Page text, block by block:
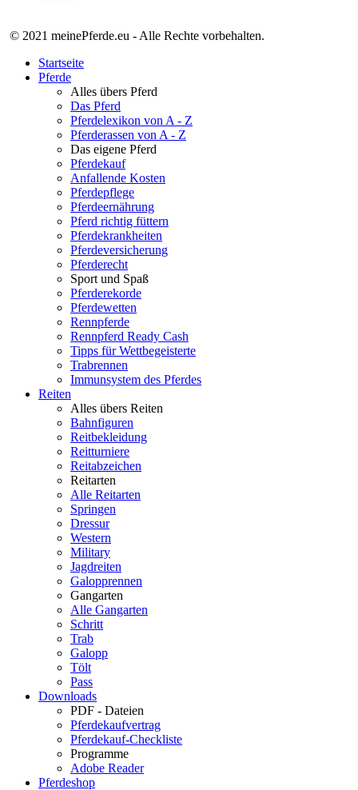
© 2021 meinePferde.eu - Alle Rechte vorbehalten.
Startseite
Pferde
Alles übers Pferd
Das Pferd
Pferdelexikon von A - Z
Pferderassen von A - Z
Das eigene Pferd
Pferdekauf
Anfallende Kosten
Pferdepflege
Pferdeernährung
Pferd richtig füttern
Pferdekrankheiten
Pferdeversicherung
Pferderecht
Sport und Spaß
Pferderekorde
Pferdewetten
Rennpferde
Rennpferd Ready Cash
Tipps für Wettbegeisterte
Trabrennen
Immunsystem des Pferdes
Reiten
Alles übers Reiten
Bahnfiguren
Reitbekleidung
Reitturniere
Reitabzeichen
Reitarten
Alle Reitarten
Springen
Dressur
Western
Military
Jagdreiten
Galopprennen
Gangarten
Alle Gangarten
Schritt
Trab
Galopp
Tölt
Pass
Downloads
PDF - Dateien
Pferdekaufvertrag
Pferdekauf-Checkliste
Programme
Adobe Reader
Pferdeshop